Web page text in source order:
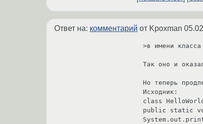
Ответ на: комментарий от Kpoxman
>в имени
Так оно и
Но теперь
Исходник:
class
public static